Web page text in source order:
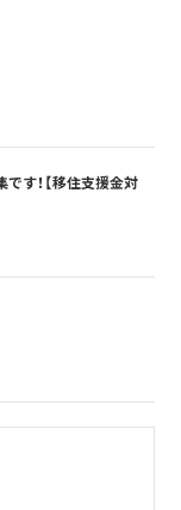
です！【移住支援金対